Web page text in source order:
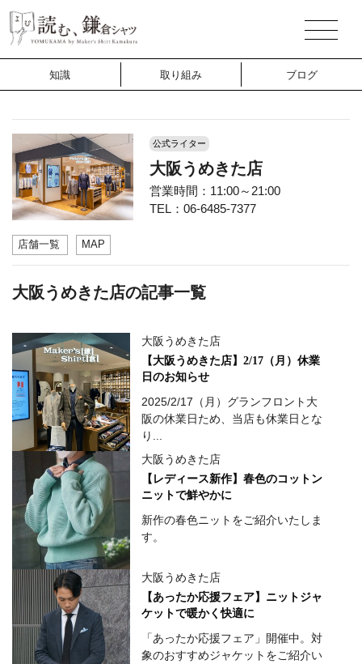
知識 取り組み ブログ
公式ライター
大阪うめきた店
営業時間：11:00～21:00
TEL：06-6485-7377
店舗一覧 MAP
大阪うめきた店の記事一覧
大阪うめきた店
【大阪うめきた店】2/17（月）休業
日のお知らせ
2025/2/17（月）グランフロント大
阪の休業日ため、当店も休業日とな
り...
大阪うめきた店
【レディース新作】春色のコットン
ニットで鮮やかに
新作の春色ニットをご紹介いたしま
す。
大阪うめきた店
【あったか応援フェア】ニットジャ
ケットで暖かく快適に
「あったか応援フェア」開催中。対
象のおすすめジャケットをご紹介い